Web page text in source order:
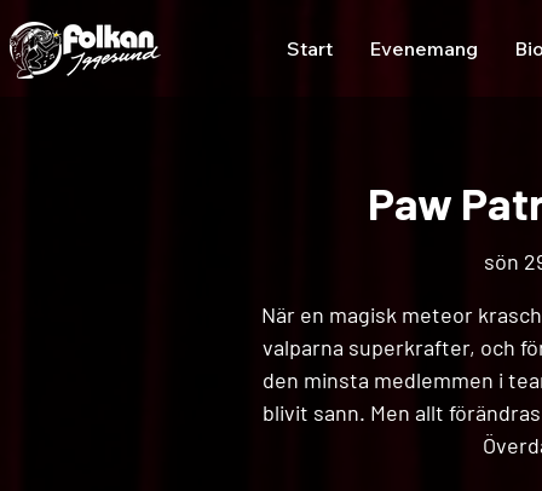
Start Evenemang
Paw
sön
När en magisk meteor
valparna superkrafter, och
den minsta medlemmen i
blivit sann. Men allt